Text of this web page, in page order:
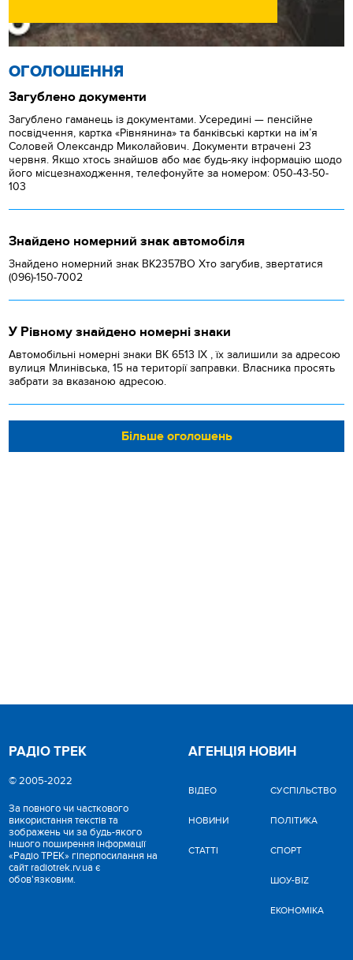
ОГОЛОШЕННЯ
Загублено документи
Загублено гаманець із документами. Усередині — пенсійне
посвідчення, картка «Рівнянина» та банківські картки на ім’я
Соловей Олександр Миколайович. Документи втрачені 23
червня. Якщо хтось знайшов або має будь-яку інформацію щодо
його місцезнаходження, телефонуйте за номером: 050-43-50-
103
Знайдено номерний знак автомобіля
Знайдено номерний знак ВК2357ВО Хто загубив, звертатися
(096)-150-7002
У Рівному знайдено номерні знаки
Автомобільні номерні знаки BK 6513 IX , їх залишили за адресою
вулиця Млинівська, 15 на території заправки. Власника просять
забрати за вказаною адресою.
Більше оголошень
РАДІО ТРЕК
© 2005-2022
За повного чи часткового
використання текстів та
зображень чи за будь-якого
іншого поширення інформації
«Радіо ТРЕК» гіперпосилання на
сайт radiotrek.rv.ua є
обов'язковим.
АГЕНЦІЯ НОВИН
ВІДЕО
НОВИНИ
СТАТТІ
CУСПІЛЬСТВО
ПОЛІТИКА
СПОРТ
ШОУ-BIZ
ЕКОНОМІКА